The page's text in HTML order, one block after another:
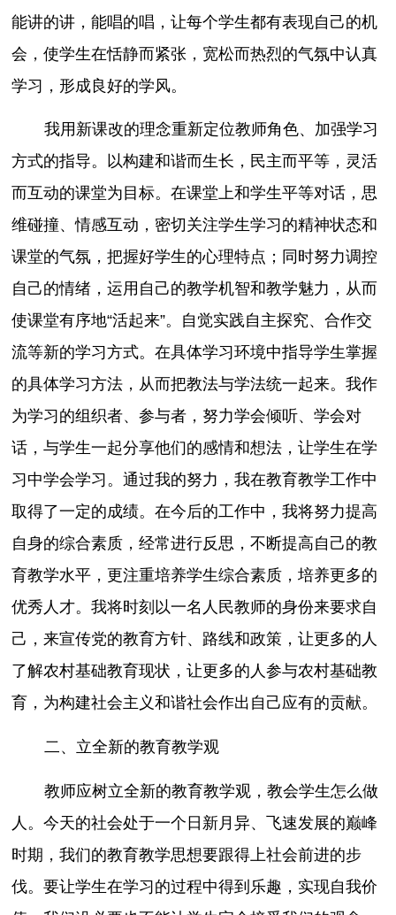
能讲的讲，能唱的唱，让每个学生都有表现自己的机
会，使学生在恬静而紧张，宽松而热烈的气氛中认真
学习，形成良好的学风。
我用新课改的理念重新定位教师角色、加强学习
方式的指导。以构建和谐而生长，民主而平等，灵活
而互动的课堂为目标。在课堂上和学生平等对话，思
维碰撞、情感互动，密切关注学生学习的精神状态和
课堂的气氛，把握好学生的心理特点；同时努力调控
自己的情绪，运用自己的教学机智和教学魅力，从而
使课堂有序地“活起来”。自觉实践自主探究、合作交
流等新的学习方式。在具体学习环境中指导学生掌握
的具体学习方法，从而把教法与学法统一起来。我作
为学习的组织者、参与者，努力学会倾听、学会对
话，与学生一起分享他们的感情和想法，让学生在学
习中学会学习。通过我的努力，我在教育教学工作中
取得了一定的成绩。在今后的工作中，我将努力提高
自身的综合素质，经常进行反思，不断提高自己的教
育教学水平，更注重培养学生综合素质，培养更多的
优秀人才。我将时刻以一名人民教师的身份来要求自
己，来宣传党的教育方针、路线和政策，让更多的人
了解农村基础教育现状，让更多的人参与农村基础教
育，为构建社会主义和谐社会作出自己应有的贡献。
二、立全新的教育教学观
教师应树立全新的教育教学观，教会学生怎么做
人。今天的社会处于一个日新月异、飞速发展的巅峰
时期，我们的教育教学思想要跟得上社会前进的步
伐。要让学生在学习的过程中得到乐趣，实现自我价